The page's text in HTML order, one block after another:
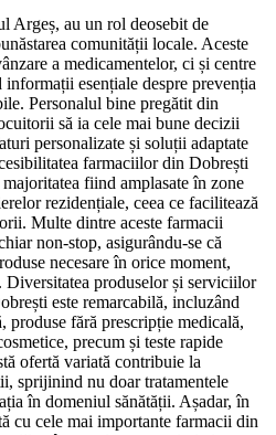
Argeș, au un rol deosebit de
comunității locale. Aceste
a medicamentelor, ci și centre
esențiale despre prevenția
Personalul bine pregătit din
să ia cele mai bune decizii
personalizate și soluții adaptate
farmaciilor din Dobrești
fiind amplasate în zone
rezidențiale, ceea ce facilitează
Multe dintre aceste farmacii
non-stop, asigurându-se că
necesare în orice moment,
produselor și serviciilor
este remarcabilă, incluzând
produse fără prescripție medicală,
precum și teste rapide
ofertă variată contribuie la
sprijinind nu doar tratamentele
în domeniul sănătății. Așadar, în
cu cele mai importante farmacii din